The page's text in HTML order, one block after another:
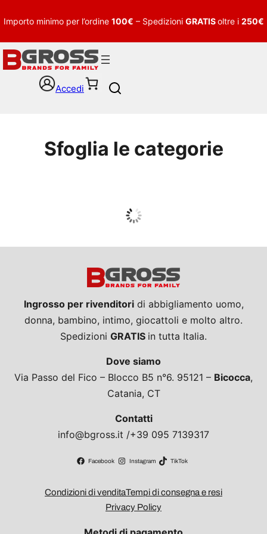
Importo minimo per l’ordine 100€ – Spedizioni GRATISoltre i 250€
Accedi
h
Sfoglia le categorie
Guarda tutto
Ingrosso per rivenditoridi abbigliamento uomo,
donna, bambino, intimo, giocattoli e molto altro.
Spedizioni GRATIS in tutta Italia.
Dove siamo
Via Passo del Fico – Blocco B5 n°6. 95121 – Bicocca,
Catania, CT
Contatti
info@bgross.it /+39 095 7139317
Facebook Instagram TikTok
Condizioni di venditaTempi di consegna e resi
Privacy Policy